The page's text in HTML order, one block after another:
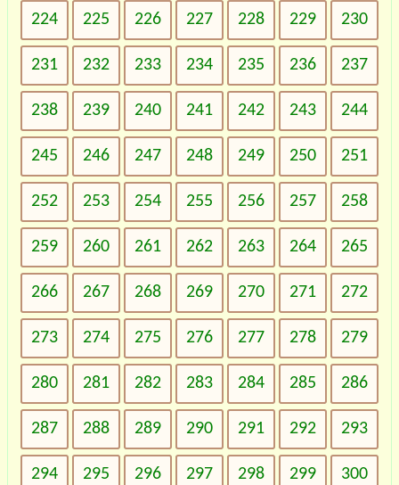
224 225 226 227 228 229 230
231 232 233 234 235 236 237
238 239 240 241 242 243 244
245 246 247 248 249 250 251
252 253 254 255 256 257 258
259 260 261 262 263 264 265
266 267 268 269 270 271 272
273 274 275 276 277 278 279
280 281 282 283 284 285 286
287 288 289 290 291 292 293
294 295 296 297 298 299 300